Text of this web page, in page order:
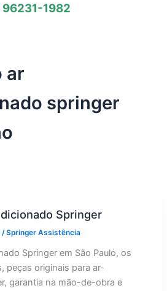
96231-1982
ar
springer
Springer
/Springer Assistência
Springer em São Paulo, os
peças originais para ar-
garantia na mão-de-obra e